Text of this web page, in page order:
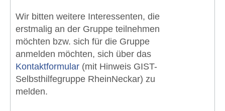
Wir bitten weitere Interessenten, die
erstmalig an der Gruppe teilnehmen
möchten bzw. sich für die Gruppe
anmelden möchten, sich über das
Kontaktformular (mit Hinweis GIST-
Selbsthilfegruppe RheinNeckar) zu
melden.